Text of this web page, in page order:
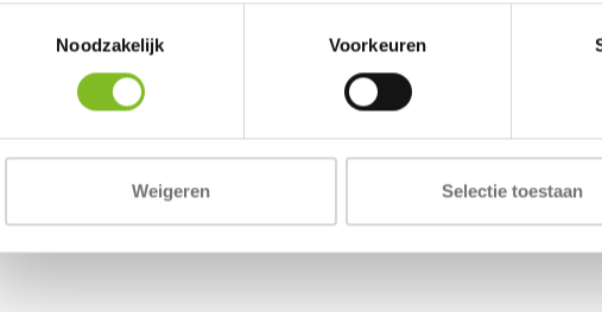
Noodzakelijk
Voorkeuren
Weigeren Selectie toestaan